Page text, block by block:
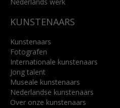
KUNSTENAARS
Kunstenaars
Fotografen
Internationale kunstenaars
Jong talent
Museale kunstenaars
Nederlandse kunstenaars
Over onze kunstenaars